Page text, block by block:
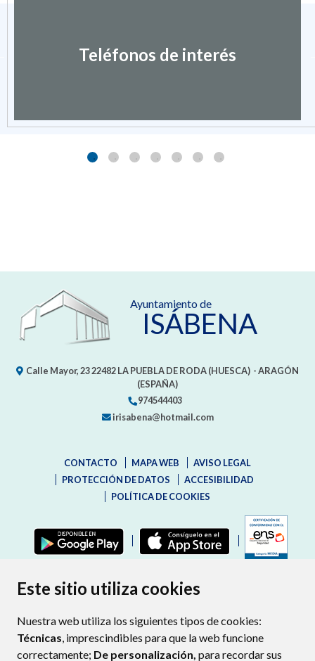
Este sitio utiliza cookies
Nuestra web utiliza los siguientes tipos de cookies:
Técnicas, imprescindibles para que la web funcione
correctamente; De personalización, para recordar sus
Teléfonos de interés
Ayuntamiento de
ISÁBENA
Calle Mayor, 2322482LA PUEBLA DE RODA (HUESCA) - ARAGÓN
(ESPAÑA)
974544403
irisabena@hotmail.com
CONTACTO MAPA WEB
AVISO LEGAL
PROTECCIÓN DE DATOS
ACCESIBILIDAD
POLÍTICA DE COOKIES